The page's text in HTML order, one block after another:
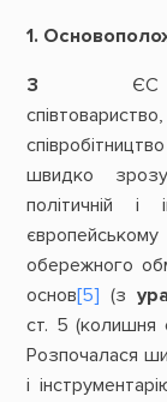
1.
3 ЄС
швидко
політичній і
обережного
основ[5] (з
ст. 5 (колишня
Розпочалася
і